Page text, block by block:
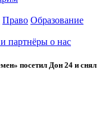
Право Образование
партнёры о нас
посетил Дон 24 и снял